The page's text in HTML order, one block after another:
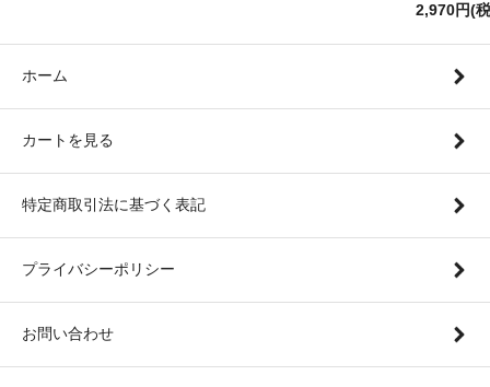
2,970円(
ホーム
カートを見る
特定商取引法に基づく表記
プライバシーポリシー
お問い合わせ